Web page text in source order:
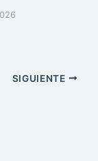
SIGUIENTE